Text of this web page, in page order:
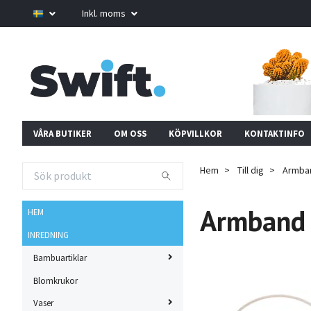
Inkl. moms
VÅRA BUTIKER OM OSS KÖPVILLKOR KONTAKTINFO
HEM
INREDNING
Bambuartiklar
Blomkrukor
Vaser
Hem Till dig
Armband